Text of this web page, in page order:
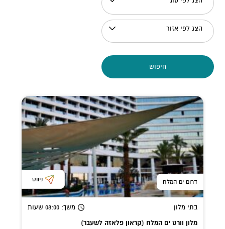
הצג לפי אזור
חיפוש
דרום ים המלח ניווט
בתי מלון משך: 08:00 שעות
מלון וורט ים המלח (קראון פלאזה לשעבר)